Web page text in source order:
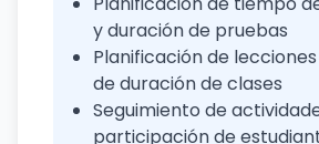
y duración de pruebas
Planificación de
de duración de clases
Seguimiento de
participación de